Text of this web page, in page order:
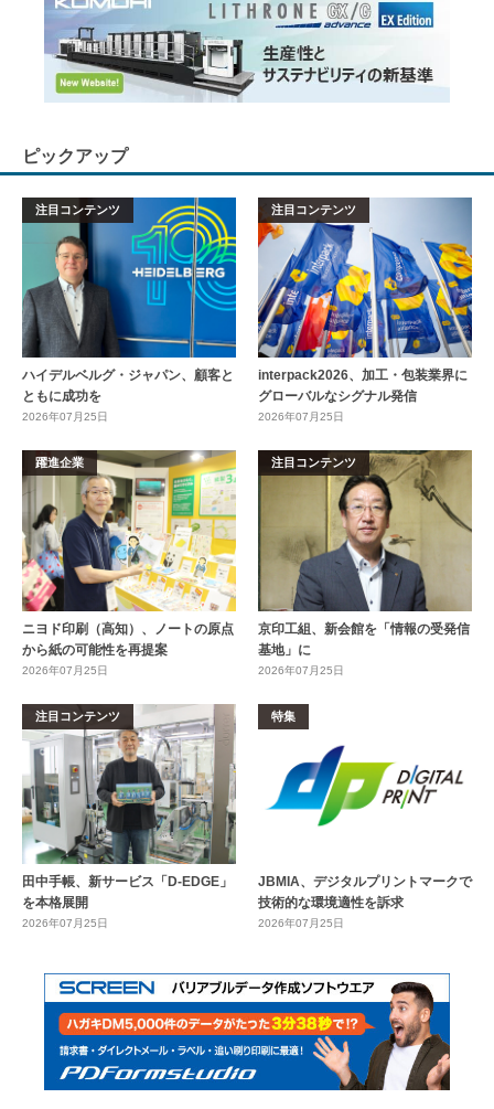
ピックアップ
注目コンテンツ
ハイデルベルグ・ジャパン、顧客と
ともに成功を
2026年07月25日
注目コンテンツ
interpack2026、加工・包装業界に
グローバルなシグナル発信
2026年07月25日
躍進企業
ニヨド印刷（高知）、ノートの原点
から紙の可能性を再提案
2026年07月25日
注目コンテンツ
京印工組、新会館を「情報の受発信
基地」に
2026年07月25日
注目コンテンツ
田中手帳、新サービス「D-EDGE」
を本格展開
2026年07月25日
特集
JBMIA、デジタルプリントマークで
技術的な環境適性を訴求
2026年07月25日